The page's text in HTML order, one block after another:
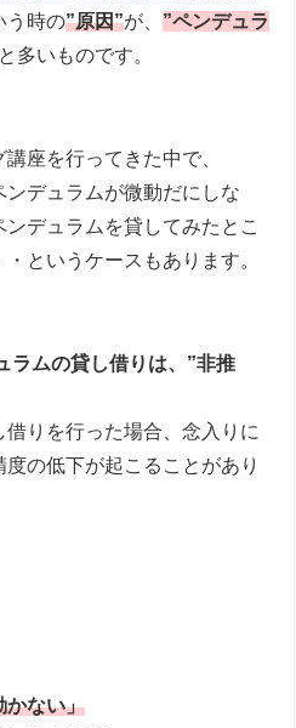
う時の”原因”が、 ”ペンデュラ
多いものです。
座を行ってきた中で、
ンデュラムが微動だにしな
デュラムを貸してみたとこ
というケースもあります。
ラムの貸し借りは、”非推
を行った場合、念入りに
度の低下が起こることがあり
かない」